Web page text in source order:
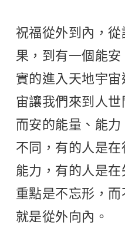
祝福從外到內，
果，到有一個能
實的進入天地宇
宙讓我們來到人
而安的能量、能
不同，有的人是
能力，有的人是在
重點是不忘形，
就是從外向內。